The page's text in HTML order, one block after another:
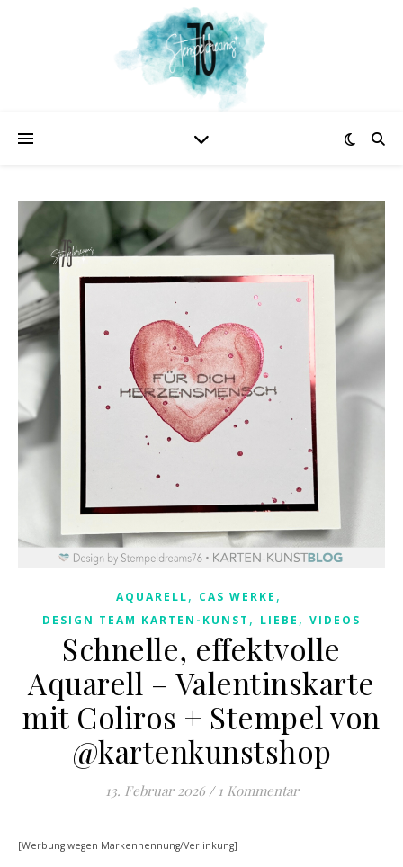
AQUARELL, CAS WERKE ,
DESIGN TEAM KARTEN-KUNST , LIEBE , VIDEOS
Schnelle, effektvolle
Aquarell – Valentinskarte
mit Coliros + Stempel von
@kartenkunstshop
13. Februar 2026 / 1 Kommentar
[Werbung wegen Markennennung/Verlinkung]